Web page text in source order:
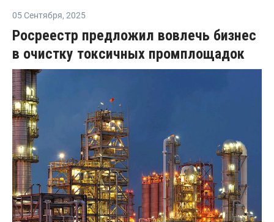
05 Сентября, 2025
Росреестр предложил вовлечь бизнес
в очистку токсичных промплощадок